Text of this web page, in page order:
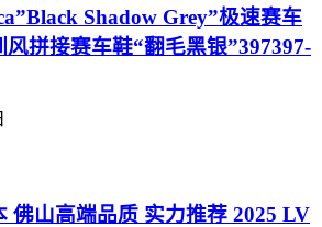
Shadow Grey”极速赛车
风拼接赛车鞋“翻毛黑银”397397-
佛山高端品质 实力推荐 2025 LV